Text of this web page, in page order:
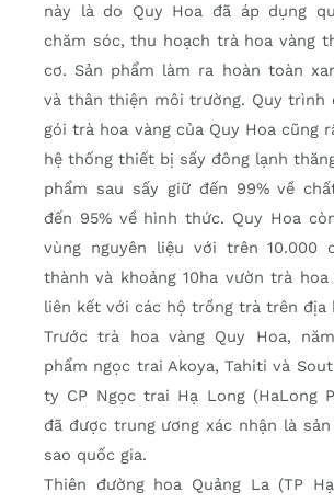
này là do Quy Hoa đã áp dụng
chăm sóc, thu hoạch trà hoa vàng
cơ. Sản phẩm làm ra hoàn toàn
và thân thiện môi trường. Quy trình
gói trà hoa vàng của Quy Hoa cũng
hệ thống thiết bị sấy đông lạnh
phẩm sau sấy giữ đến 99% về
đến 95% về hình thức. Quy Hoa
vùng nguyên liệu với trên 10.000
thành và khoảng 10ha vườn trà hoa
liên kết với các hộ trồng trà trên địa
Trước trà hoa vàng Quy Hoa,
phẩm ngọc trai Akoya, Tahiti và
ty CP Ngọc trai Hạ Long (HaLong
đã được trung ương xác nhận là sản
sao quốc gia.
Thiên đường hoa Quảng La (TP